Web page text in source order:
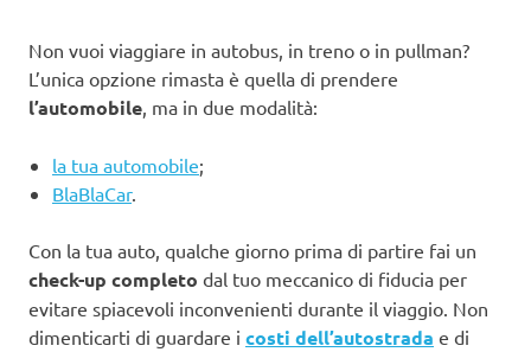
Non vuoi viaggiare in autobus, in treno o in pullman?
L’unica opzione rimasta è quella di prendere
l’automobile, ma in due modalità:
la tua automobile;
BlaBlaCar.
Con la tua auto, qualche giorno prima di partire fai un
check-up completo dal tuo meccanico di fiducia per
evitare spiacevoli inconvenienti durante il viaggio. Non
dimenticarti di guardare i costi dell’autostrada e di